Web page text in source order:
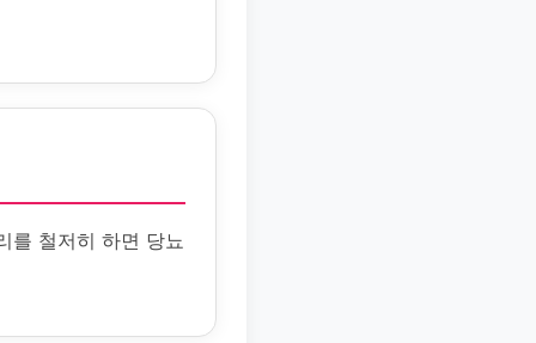
를 철저히 하면 당뇨